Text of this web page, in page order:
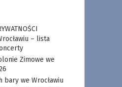
– lista
Zimowe we
we Wrocławiu